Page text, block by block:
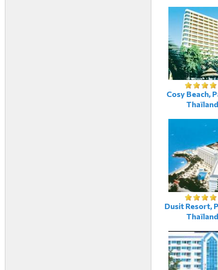
Cosy Beach,
Dusit Resort,